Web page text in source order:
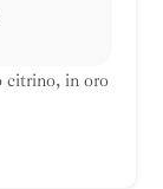
citrino, in oro